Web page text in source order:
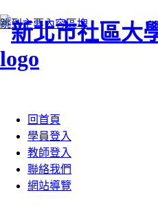
跳到主要內容區塊
回首頁
學員登入
教師登入
聯絡我們
網站導覽